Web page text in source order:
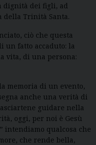
dignità dei figli, ad
della Trinità Santa.
ciò che questa
un fatto accaduto: la
vita, di una persona:
memoria di un evento,
anche una verità di
guidare nella
oggi, per noi è Gesù
intendiamo qualcosa che
che rende bella,